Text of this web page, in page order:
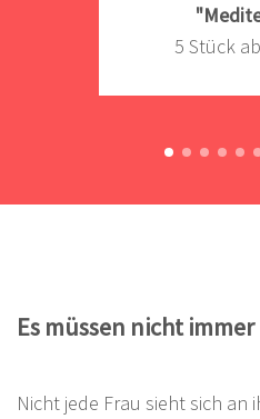
5 Stück ab
Es müssen nicht
Nicht jede Frau sieht sich an